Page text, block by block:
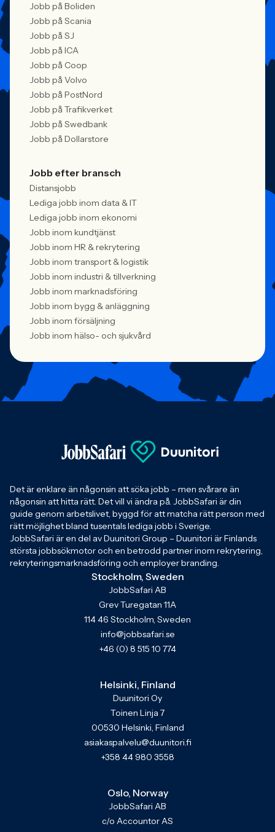
Jobb på Boliden
Jobb på Scania
Jobb på SJ
Jobb på ICA
Jobb på Coop
Jobb på Volvo
Jobb på PostNord
Jobb på Trafikverket
Jobb på Swedbank
Jobb på Dollarstore
Jobb efter bransch
Distansjobb
Lediga jobb inom data & IT
Lediga jobb inom ekonomi
Jobb inom kundtjänst
Jobb inom HR & rekrytering
Jobb inom transport & logistik
Jobb inom industri & tillverkning
Jobb inom marknadsföring
Jobb inom bygg & anläggning
Jobb inom försäljning
Jobb inom hälso- och sjukvård
Det är enklare än någonsin att söka jobb – men svårare än
någonsin att hitta rätt. Det vill vi ändra på. JobbSafari är din
guide genom arbetslivet, byggd för att matcha rätt person med
rätt möjlighet bland tusentals lediga jobb i Sverige.
JobbSafari är en del av Duunitori Group – Duunitori är Finlands
största jobbsökmotor och en betrodd partner inom rekrytering,
rekryteringsmarknadsföring och employer branding.
Stockholm, Sweden
JobbSafari AB
Grev Turegatan 11A
114 46 Stockholm, Sweden
info@jobbsafari.se
+46 (0) 8 515 10 774
Helsinki, Finland
Duunitori Oy
Toinen Linja 7
00530 Helsinki, Finland
asiakaspalvelu@duunitori.fi
+358 44 980 3558
Oslo, Norway
JobbSafari AB
c/o Accountor AS